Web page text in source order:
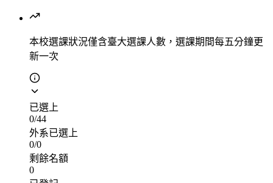
本校選課狀況僅含臺大選課人數，選課期間每五分鐘更
新一次
已選上
0/44
外系已選上
0/0
剩餘名額
0